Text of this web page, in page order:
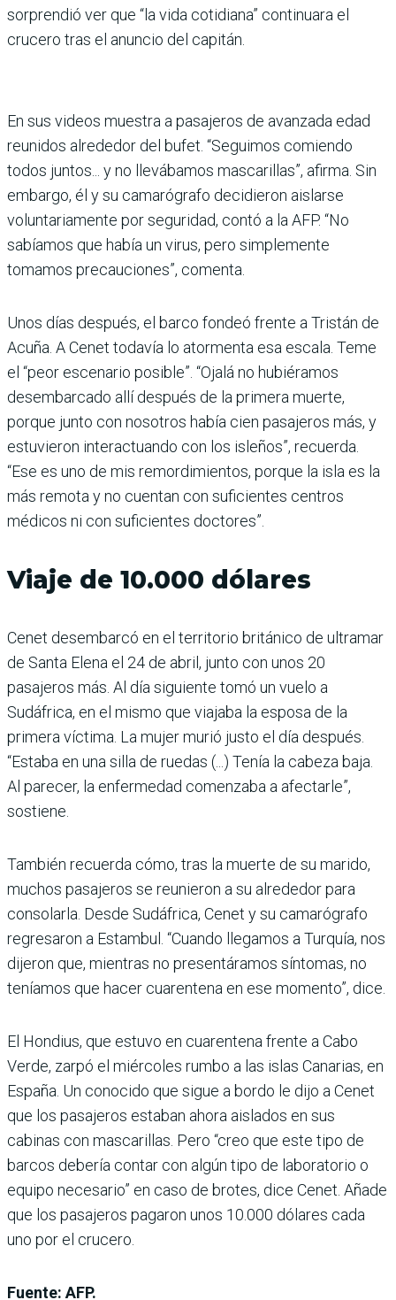
sorprendió ver que “la vida cotidiana” continuara el
crucero tras el anuncio del capitán.
En sus videos muestra a pasajeros de avanzada edad
reunidos alrededor del bufet. “Seguimos comiendo
todos juntos... y no llevábamos mascarillas”, afirma. Sin
embargo, él y su camarógrafo decidieron aislarse
voluntariamente por seguridad, contó a la AFP. “No
sabíamos que había un virus, pero simplemente
tomamos precauciones”, comenta.
Unos días después, el barco fondeó frente a Tristán de
Acuña. A Cenet todavía lo atormenta esa escala. Teme
el “peor escenario posible”. “Ojalá no hubiéramos
desembarcado allí después de la primera muerte,
porque junto con nosotros había cien pasajeros más, y
estuvieron interactuando con los isleños”, recuerda.
“Ese es uno de mis remordimientos, porque la isla es la
más remota y no cuentan con suficientes centros
médicos ni con suficientes doctores”.
Viaje de 10.000 dólares
Cenet desembarcó en el territorio británico de ultramar
de Santa Elena el 24 de abril, junto con unos 20
pasajeros más. Al día siguiente tomó un vuelo a
Sudáfrica, en el mismo que viajaba la esposa de la
primera víctima. La mujer murió justo el día después.
“Estaba en una silla de ruedas (...) Tenía la cabeza baja.
Al parecer, la enfermedad comenzaba a afectarle”,
sostiene.
También recuerda cómo, tras la muerte de su marido,
muchos pasajeros se reunieron a su alrededor para
consolarla. Desde Sudáfrica, Cenet y su camarógrafo
regresaron a Estambul. “Cuando llegamos a Turquía, nos
dijeron que, mientras no presentáramos síntomas, no
teníamos que hacer cuarentena en ese momento”, dice.
El Hondius, que estuvo en cuarentena frente a Cabo
Verde, zarpó el miércoles rumbo a las islas Canarias, en
España. Un conocido que sigue a bordo le dijo a Cenet
que los pasajeros estaban ahora aislados en sus
cabinas con mascarillas. Pero “creo que este tipo de
barcos debería contar con algún tipo de laboratorio o
equipo necesario” en caso de brotes, dice Cenet. Añade
que los pasajeros pagaron unos 10.000 dólares cada
uno por el crucero.
Fuente: AFP.